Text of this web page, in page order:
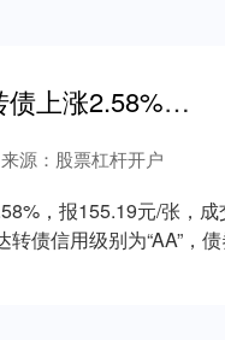
富民配资平台 12月18日润达转债上涨2.58%，转股溢价率28.62%
来源：股票杠杆开户
，报155.19元/张，
债信用级别为“AA”，债